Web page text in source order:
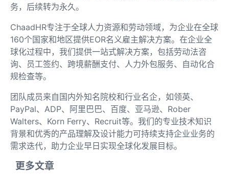
务，后续转为永久。
ChaadHR专注于全球人力资源和劳动领域，为企业在全球
160个国家和地区提供EOR名义雇主解决方案。在企业全
球化过程中，我们提供一站式解决方案，包括劳动法咨
询、员工签约、跨境薪酬支付、人力外包服务、自动化合
规检查等。
团队成员来自国内外知名院校和行业名企，如领英、
PayPal、ADP、阿里巴巴、百度、亚马逊、Rober
Walters、Korn Ferry、Recruit等。我们的专业技术知识
背景和优秀的产品理解及设计能力可持续支持企业业务的
需求迭代，助力企业早日实现全球化发展目标。
更多文章